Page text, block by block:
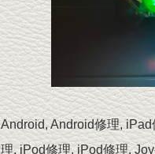
Android,Android修理,iPad
理,iPod修理,iPod修理,